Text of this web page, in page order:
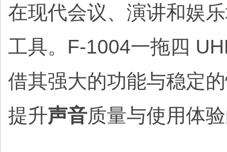
在现代会议、演讲和娱
工具。F-1004一拖四
借其强大的功能与稳定
提升声音质量与使用体